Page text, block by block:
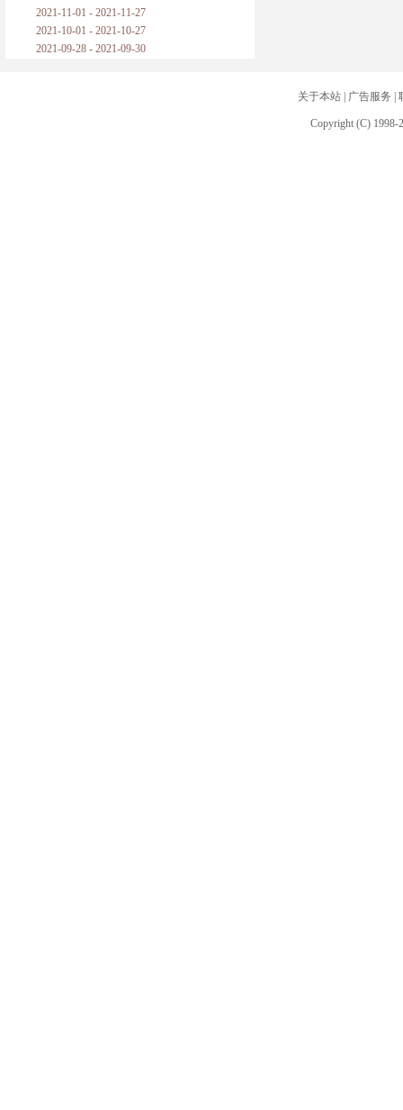
2021-11-01 - 2021-11-27
2021-10-01 - 2021-10-27
2021-09-28 - 2021-09-30
关于本站| 广告服务
Copyright (C) 1998-